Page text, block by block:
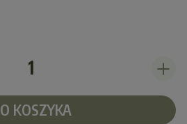
KOSZYKA